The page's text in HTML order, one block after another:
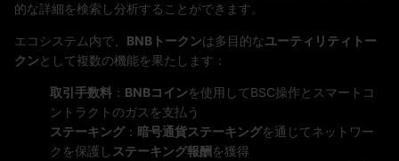
的な詳細を検索し分析することができます。
エコシステム内で、 BNBトークンは多目的なユーティリティトー
クンとして複数の機能を果たします：
取引手数料 ： BNBコインを使用してBSC操作とスマートコ
ントラクトのガスを支払う
ステーキング： 暗号通貨ステーキングを通じてネットワー
クを保護し ステーキング報酬 を獲得